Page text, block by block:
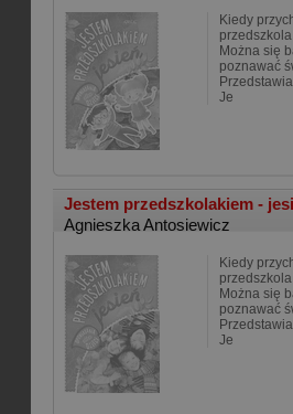
Kiedy
Można się
poznawać
Je
Jestem przedszkolakiem -
Agnieszka Antosiewicz
Kiedy
Można się
poznawać
Je